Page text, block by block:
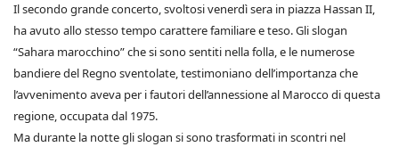
Il secondo grande concerto, svoltosi venerdì sera in piazza Hassan II,
ha avuto allo stesso tempo carattere familiare e teso. Gli slogan
“Sahara marocchino” che si sono sentiti nella folla, e le numerose
bandiere del Regno sventolate, testimoniano dell’importanza che
l’avvenimento aveva per i fautori dell’annessione al Marocco di questa
regione, occupata dal 1975.
Ma durante la notte gli slogan si sono trasformati in scontri nel